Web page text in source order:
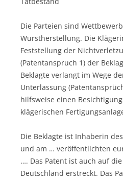
Die Parteien sind
Wurstherstellung. Die
Feststellung der
(Patentanspruch 1) der
Beklagte verlangt im Wege
Unterlassung
hilfsweise einen
klägerischen
Die Beklagte ist Inhaberin
und am … veröffentlichten
…. Das Patent ist auch auf
Deutschland erstreckt. Das